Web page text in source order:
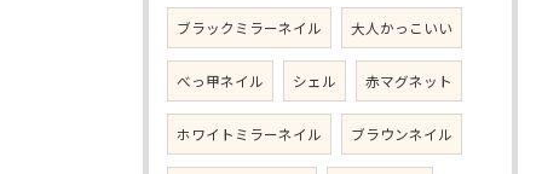
ブラックミラーネイル 大人かっこいい
べっ甲ネイル シェル 赤マグネット
ホワイトミラーネイル ブラウンネイル